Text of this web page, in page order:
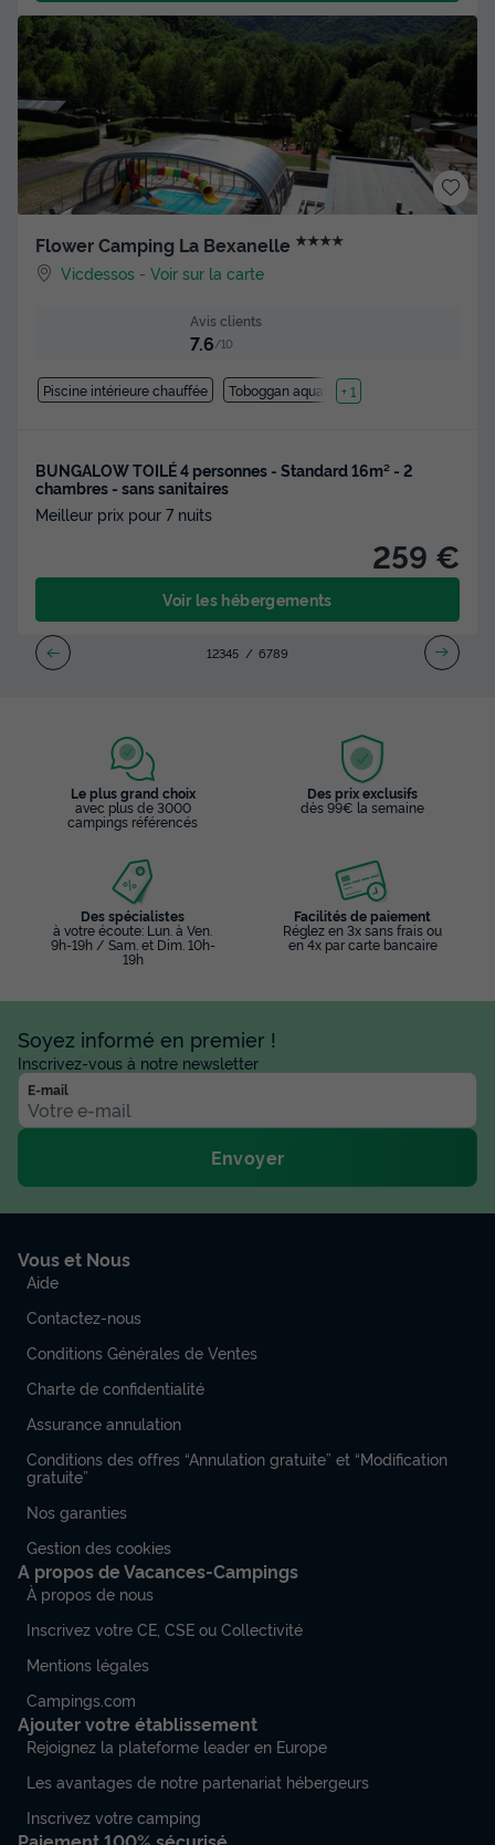
Flower Camping La Bexanelle ★★★★
Vicdessos -Voir sur la carte
Avis clients
7.6/10
Piscine intérieure chauffée Toboggan aquatique
+ 1
BUNGALOW TOILÉ 4 personnes - Standard 16m² - 2
chambres - sans sanitaires
Meilleur prix pour 7 nuits
259 €
Voir les hébergements
12345 6789
Le plus grand choix
avec plus de 3000
campings référencés
Des prix exclusifs
dès 99€ la semaine
Des spécialistes
à votre écoute: Lun. à Ven.
9h-19h / Sam. et Dim. 10h-
19h
Facilités de paiement
Réglez en 3x sans frais ou
en 4x par carte bancaire
Soyez informé en premier !
Inscrivez-vous à notre newsletter
E-mail
Envoyer
Vous et Nous
Aide
Contactez-nous
Conditions Générales de Ventes
Charte de confidentialité
Assurance annulation
Conditions des offres “Annulation gratuite” et “Modification
gratuite”
Nos garanties
Gestion des cookies
A propos de Vacances-Campings
À propos de nous
Inscrivez votre CE, CSE ou Collectivité
Mentions légales
Campings.com
Ajouter votre établissement
Rejoignez la plateforme leader en Europe
Les avantages de notre partenariat hébergeurs
Inscrivez votre camping
Paiement 100% sécurisé